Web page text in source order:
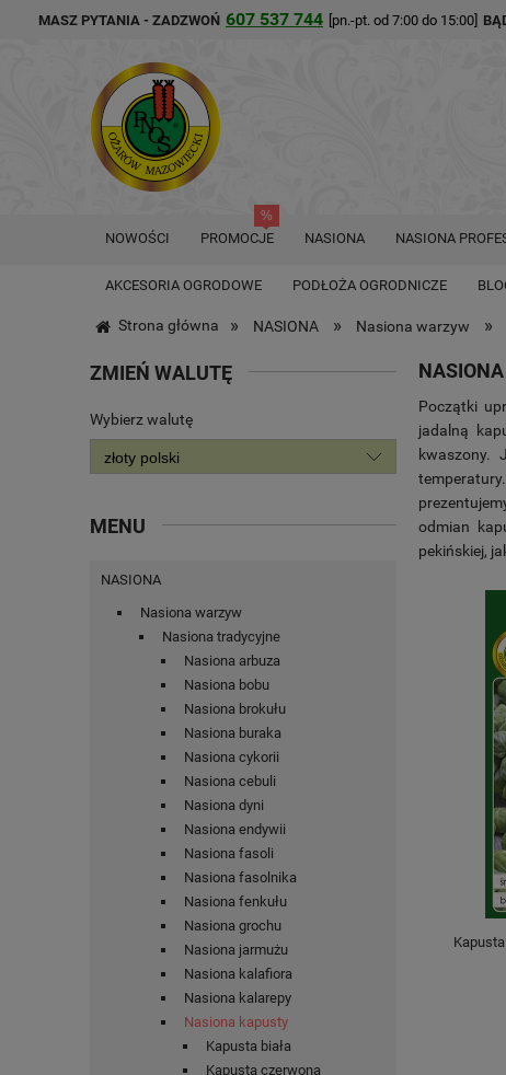
MASZ PYTANIA - ZADZWOŃ 607 537 744 [pn.-pt. od 7:00 do 15:00]
NOWOŚCI PROMOCJE NASIONA NASIONA
AKCESORIA OGRODOWE PODŁOŻA OGRODNICZE
Strona główna » NASIONA » Nasiona warzyw »
ZMIEŃ WALUTĘ
Wybierz walutę
MENU
NASIONA
Nasiona warzyw
Nasiona tradycyjne
Nasiona arbuza
Nasiona bobu
Nasiona brokułu
Nasiona buraka
Nasiona cykorii
Nasiona cebuli
Nasiona dyni
Nasiona endywii
Nasiona fasoli
Nasiona fasolnika
Nasiona fenkułu
Nasiona grochu
Nasiona jarmużu
Nasiona kalafiora
Nasiona kalarepy
Nasiona kapusty
Kapusta biała
Kapusta czerwona
Początki
jadalną
kwaszony.
odmian
pekińskiej,